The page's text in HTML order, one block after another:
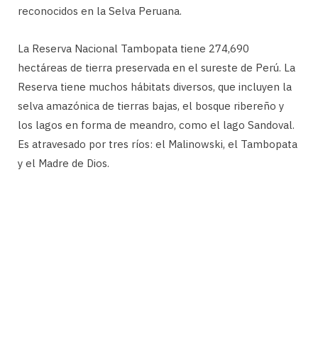
reconocidos en la Selva Peruana.
La Reserva Nacional Tambopata tiene 274,690
hectáreas de tierra preservada en el sureste de Perú. La
Reserva tiene muchos hábitats diversos, que incluyen la
selva amazónica de tierras bajas, el bosque ribereño y
los lagos en forma de meandro, como el lago Sandoval.
Es atravesado por tres ríos: el Malinowski, el Tambopata
y el Madre de Dios.